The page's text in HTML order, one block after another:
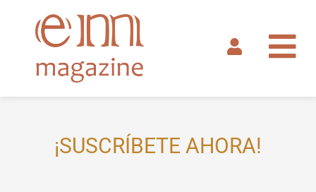
contenido
¡SUSCRÍBETE AHORA!